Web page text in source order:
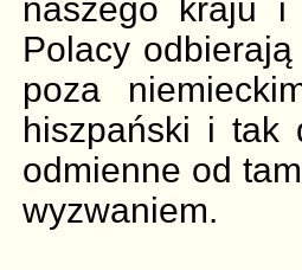
naszego kraju i
Polacy
poza
hiszpański i tak
odmienne od
wyzwaniem.